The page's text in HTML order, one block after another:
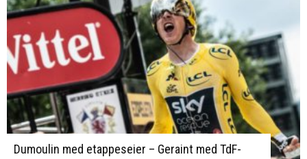
Dumoulin med etappeseier – Geraint med TdF-